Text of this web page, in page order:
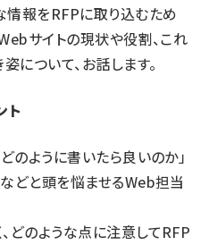
情報をRFPに取り込むため
サイトの現状や役割、これ
について、お話します。
ト
のように書いたら良いのか」
どと頭を悩ませるWeb担当
どのような点に注意してRFP